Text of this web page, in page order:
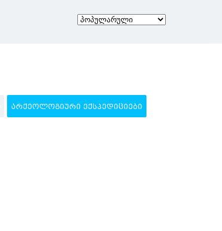
ᲐᲠᲥᲔᲝᲚᲝᲒᲘᲣᲠᲘ ᲔᲥᲡᲞᲔᲓᲘᲪᲘᲔᲑᲘ